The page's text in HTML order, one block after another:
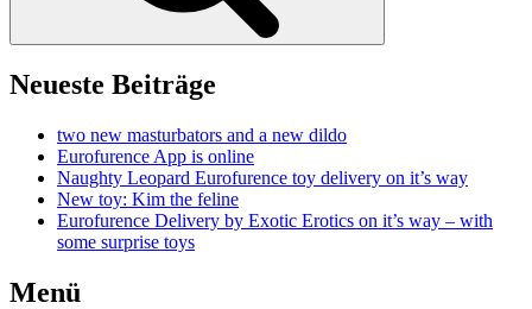
Neueste Beiträge
two new masturbators and a new dildo
Eurofurence App is online
Naughty Leopard Eurofurence toy delivery on it’s way
New toy: Kim the feline
Eurofurence Delivery by Exotic Erotics on it’s way – with
some surprise toys
Menü